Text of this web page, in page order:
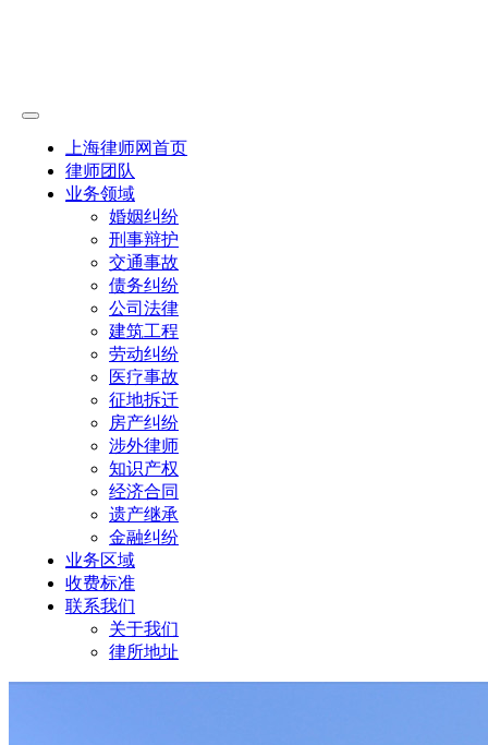
上海律师网首页
律师团队
业务领域
婚姻纠纷
刑事辩护
交通事故
债务纠纷
公司法律
建筑工程
劳动纠纷
医疗事故
征地拆迁
房产纠纷
涉外律师
知识产权
经济合同
遗产继承
金融纠纷
业务区域
收费标准
联系我们
关于我们
律所地址